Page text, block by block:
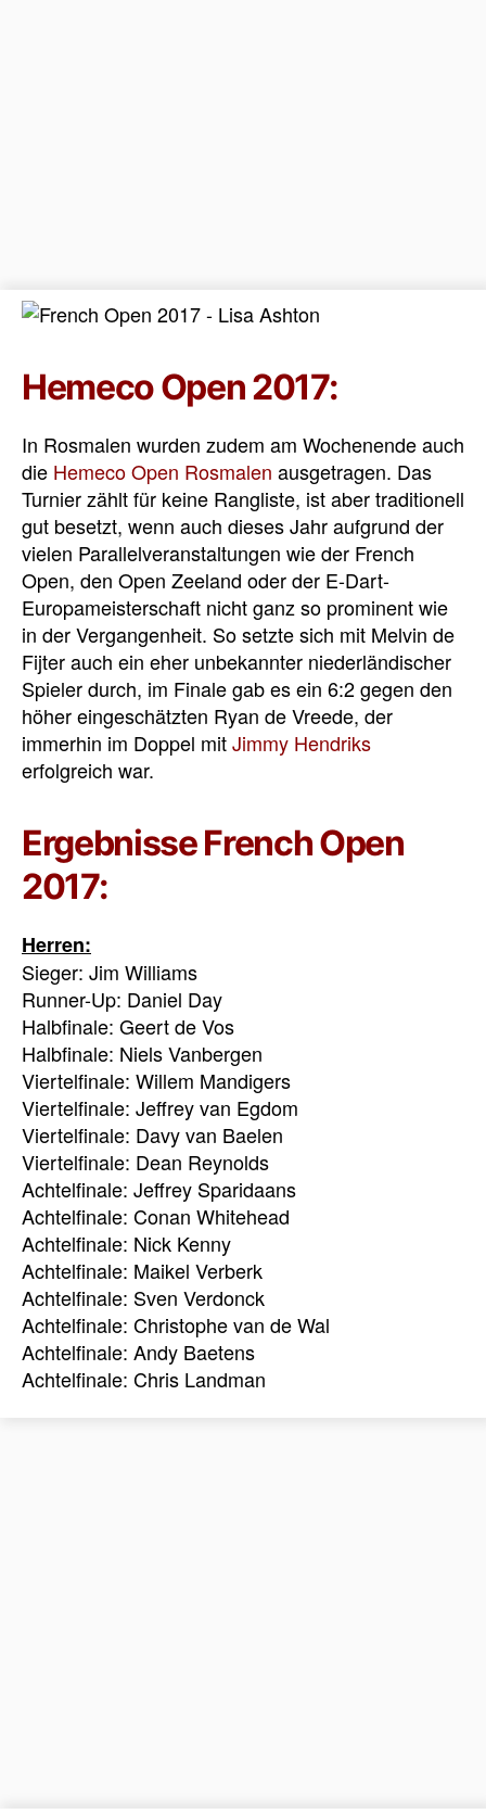
Hemeco Open 2017:
In Rosmalen wurden zudem am Wochenende auch
die Hemeco Open Rosmalen ausgetragen. Das
Turnier zählt für keine Rangliste, ist aber traditionell
gut besetzt, wenn auch dieses Jahr aufgrund der
vielen Parallelveranstaltungen wie der French
Open, den Open Zeeland oder der E-Dart-
Europameisterschaft nicht ganz so prominent wie
in der Vergangenheit. So setzte sich mit Melvin de
Fijter auch ein eher unbekannter niederländischer
Spieler durch, im Finale gab es ein 6:2 gegen den
höher eingeschätzten Ryan de Vreede, der
immerhin im Doppel mitJimmy Hendriks
erfolgreich war.
Ergebnisse French Open
2017:
Herren:
Sieger: Jim Williams
Runner-Up: Daniel Day
Halbfinale: Geert de Vos
Halbfinale: Niels Vanbergen
Viertelfinale: Willem Mandigers
Viertelfinale: Jeffrey van Egdom
Viertelfinale: Davy van Baelen
Viertelfinale: Dean Reynolds
Achtelfinale: Jeffrey Sparidaans
Achtelfinale: Conan Whitehead
Achtelfinale: Nick Kenny
Achtelfinale: Maikel Verberk
Achtelfinale: Sven Verdonck
Achtelfinale: Christophe van de Wal
Achtelfinale: Andy Baetens
Achtelfinale: Chris Landman